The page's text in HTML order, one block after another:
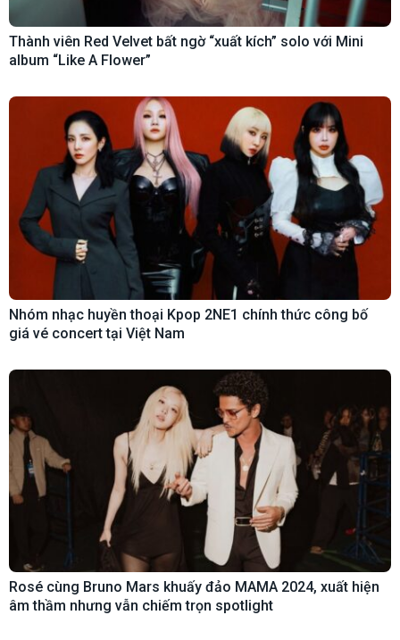
Thành viên Red Velvet bất ngờ “xuất kích” solo với Mini
album “Like A Flower”
Nhóm nhạc huyền thoại Kpop 2NE1 chính thức công bố
giá vé concert tại Việt Nam
Rosé cùng Bruno Mars khuấy đảo MAMA 2024, xuất hiện
âm thầm nhưng vẫn chiếm trọn spotlight